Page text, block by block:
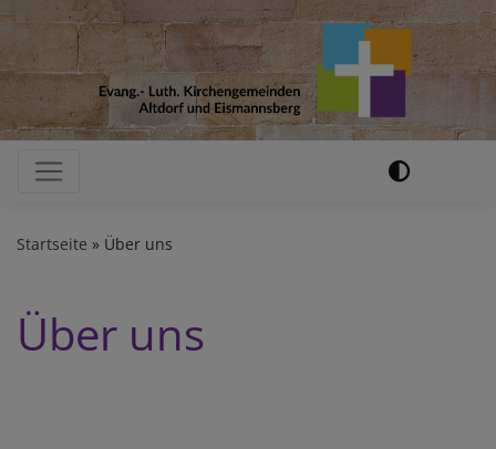
Direkt
Inhalt
Hauptnavigation
Startseite Über uns
Über uns